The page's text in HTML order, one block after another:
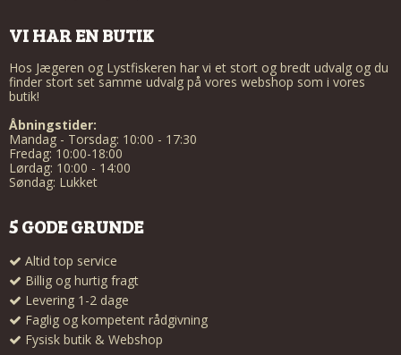
VI HAR EN BUTIK
Hos Jægeren og Lystfiskeren har vi et stort og bredt udvalg og du
finder stort set samme udvalg på vores webshop som i vores
butik!
Åbningstider:
Mandag - Torsdag: 10:00 - 17:30
Fredag: 10:00-18:00
Lørdag: 10:00 - 14:00
Søndag: Lukket
5 GODE GRUNDE
Altid top service
Billig og hurtig fragt
Levering 1-2 dage
Faglig og kompetent rådgivning
Fysisk butik & Webshop